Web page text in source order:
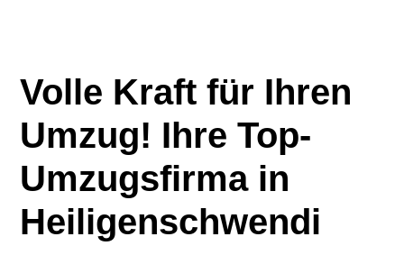
Volle Kraft für Ihren
Umzug! Ihre Top-
Umzugsfirma in
Heiligenschwendi